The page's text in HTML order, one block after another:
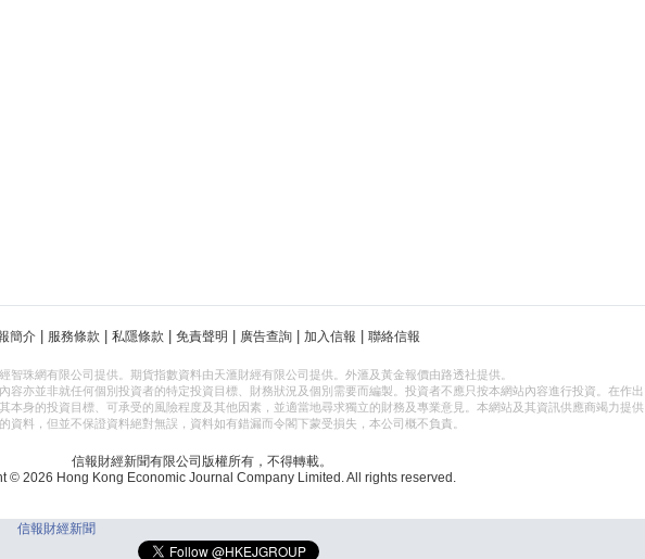
簡介 服務條款 私隱條款 免責聲明 廣告查詢 加入信報 聯絡信報
智珠網有限公司提供。期貨指數資料由天滙財經有限公司提供。外滙及黃金報價由路透社提供。
容亦並非就任何個別投資者的特定投資目標、財務狀況及個別需要而編製。投資者不應只按本網站內容進行投資。在作出
本身的投資目標、可承受的風險程度及其他因素，並適當地尋求獨立的財務及專業意見。本網站及其資訊供應商竭力提供
資料，但並不保證資料絕對無誤，資料如有錯漏而令閣下蒙受損失，本公司概不負責。
信報財經新聞有限公司版權所有，不得轉載。
© 2026 Hong Kong Economic Journal Company Limited. All rights reserved.
信報財經新聞